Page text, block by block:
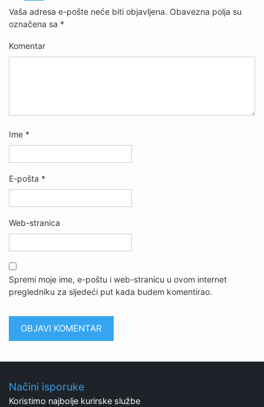
Vaša adresa e-pošte neće biti objavljena. Obavezna polja su
označena sa *
Komentar
Ime *
E-pošta *
Web-stranica
Spremi moje ime, e-poštu i web-stranicu u ovom internet
pregledniku za sljedeći put kada budem komentirao.
Načini isporuke
Koristimo najbolje kurirske službe